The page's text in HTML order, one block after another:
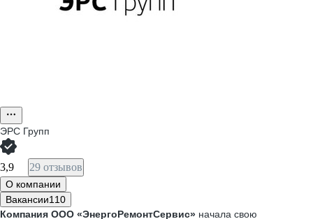
ЭРС Групп
3,9 29 отзывов
О компании
Вакансии110
Компания ООО «ЭнергоРемонтСервис» начала свою